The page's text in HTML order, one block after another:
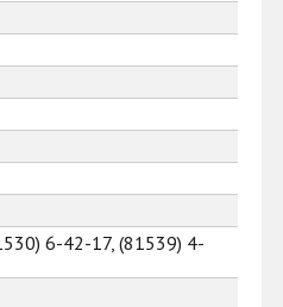
6-42-17, (81539) 4-